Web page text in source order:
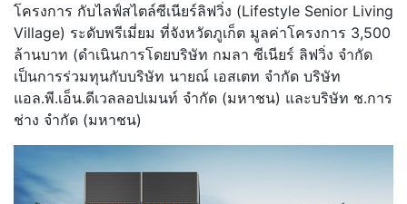
โครงการ กับไลฟ์สไตล์ซีเนียร์ลิฟวิ่ง (Lifestyle Senior Living
Village) ระดับพรีเมี่ยม ที่จังหวัดภูเก็ต มูลค่าโครงการ 3,500
ล้านบาท (ดำเนินการโดยบริษัท กมลา ซีเนียร์ ลิฟวิ่ง จำกัด
เป็นการร่วมทุนกับบริษัท นายณ์ เอสเตท จำกัด บริษัท
แอล.พี.เอ็น.ดีเวลลอปเมนท์ จำกัด (มหาชน) และบริษัท ช.การ
ช่าง จำกัด (มหาชน)